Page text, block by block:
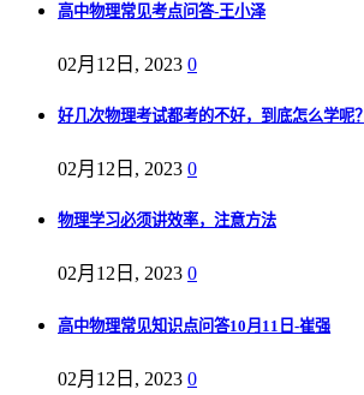
高中物理常见考点问答-王小泽
02月12日, 2023 0
好几次物理考试都考的不好，到底怎么学呢？
02月12日, 2023 0
物理学习必须讲效率，注意方法
02月12日, 2023 0
高中物理常见知识点问答10月11日-崔强
02月12日, 2023 0